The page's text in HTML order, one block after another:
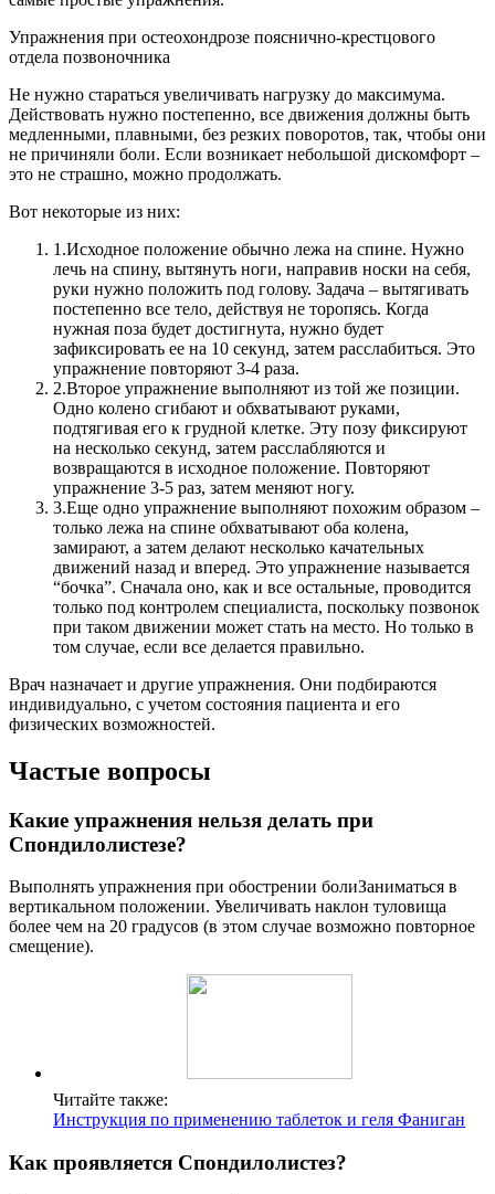
Упражнения при остеохондрозе пояснично-крестцового
отдела позвоночника
Не нужно стараться увеличивать нагрузку до максимума.
Действовать нужно постепенно, все движения должны быть
медленными, плавными, без резких поворотов, так, чтобы они
не причиняли боли. Если возникает небольшой дискомфорт –
это не страшно, можно продолжать.
Вот некоторые из них:
1.Исходное положение обычно лежа на спине. Нужно
лечь на спину, вытянуть ноги, направив носки на себя,
руки нужно положить под голову. Задача – вытягивать
постепенно все тело, действуя не торопясь. Когда
нужная поза будет достигнута, нужно будет
зафиксировать ее на 10 секунд, затем расслабиться. Это
упражнение повторяют 3-4 раза.
2.Второе упражнение выполняют из той же позиции.
Одно колено сгибают и обхватывают руками,
подтягивая его к грудной клетке. Эту позу фиксируют
на несколько секунд, затем расслабляются и
возвращаются в исходное положение. Повторяют
упражнение 3-5 раз, затем меняют ногу.
3.Еще одно упражнение выполняют похожим образом –
только лежа на спине обхватывают оба колена,
замирают, а затем делают несколько качательных
движений назад и вперед. Это упражнение называется
“бочка”. Сначала оно, как и все остальные, проводится
только под контролем специалиста, поскольку позвонок
при таком движении может стать на место. Но только в
том случае, если все делается правильно.
Врач назначает и другие упражнения. Они подбираются
индивидуально, с учетом состояния пациента и его
физических возможностей.
Частые вопросы
Какие упражнения нельзя делать при
Спондилолистезе?
Выполнять упражнения при обострении болиЗаниматься в
вертикальном положении. Увеличивать наклон туловища
более чем на 20 градусов (в этом случае возможно повторное
смещение).
Читайте также:
Инструкция по применению таблеток и геля Фаниган
Как проявляется Спондилолистез?